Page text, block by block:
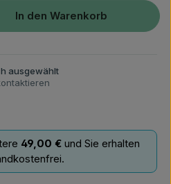
gewünschten Wert ein
In den Warenkorb
ausgewählt
49,00 € und Sie erhalten